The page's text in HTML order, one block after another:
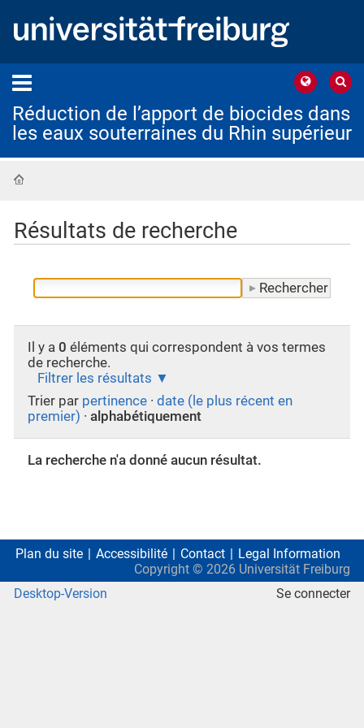
Réduction de l’apport de biocides dans
les eaux souterraines du Rhin supérieur
Résultats de recherche
Il y a 0 éléments qui correspondent à vos termes
de recherche.
Filtrer les résultats
Trier par pertinence · date (le plus récent en
premier) · alphabétiquement
La recherche n'a donné aucun résultat.
Plan du site Accessibilité Contact
Legal Information
Copyright © 2026 Universität Freiburg
Desktop-Version
Se connecter